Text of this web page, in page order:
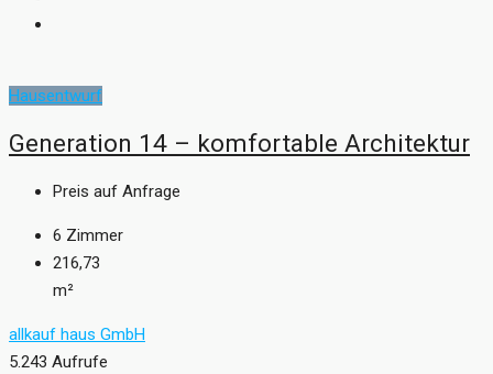
Hausentwurf
Generation 14 – komfortable Architektur
Preis auf Anfrage
6 Zimmer
216,73
m²
allkauf haus GmbH
5.243 Aufrufe